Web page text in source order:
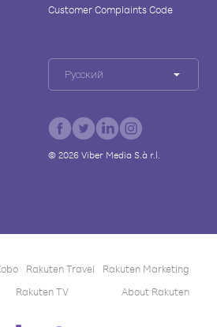
Customer Complaints Code
Русский
© 2026Viber Media S.à r.l.
Rakuten Travel
Rakuten Marketing
Rakuten TV About Rakuten